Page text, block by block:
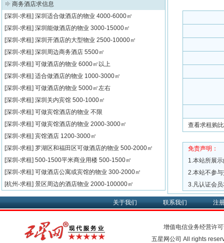
查看求租购
免责声明：
1.本站所展
2.本站不参
3.凡认证会
商务酒店求信息
[深圳-求租] 深圳适合做酒店的物业 4000-6000㎡
[深圳-求租] 深圳能做酒店的物业 3000-15000㎡
[深圳-求租] 深圳开酒店的大型物业 2500-10000㎡
[深圳-求租] 深圳周边商务酒店 5500㎡
[深圳-求租] 可做酒店的物业 6000㎡以上
[深圳-求租] 适合做酒店的物业 1000-3000㎡
[深圳-求租] 可做酒店的物业 5000㎡左右
[深圳-求租] 深圳关内宾馆 500-1000㎡
[深圳-求租] 可做宾馆酒店的物业 不限
[深圳-求租] 可做宾馆酒店的物业 2000-3000㎡
[深圳-求租] 宾馆酒店 1200-3000㎡
[深圳-求租] 罗湖区和福田区可做酒店的物业 500-2000㎡
[深圳-求租] 500-1500平米商业用楼 500-1500㎡
[深圳-求租] 可做酒店公寓或宾馆的物业 300-2000㎡
[杭州-求租] 景区周边的酒店物业 2000-100000㎡
关于我们 联系我们 注
增值电信业务经营许
五星网公司 All rights